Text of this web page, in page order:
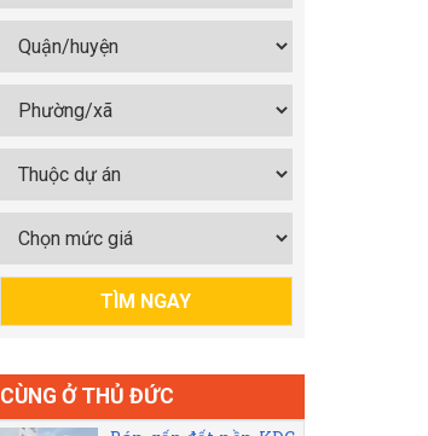
CÙNG Ở THỦ ĐỨC